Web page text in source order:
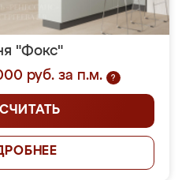
"Фокс"
руб. за п.м.
?